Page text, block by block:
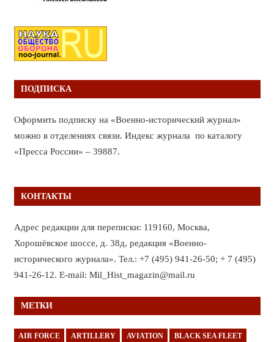
ПОДПИСКА
Оформить подписку на «Военно-исторический журнал»
можно в отделениях связи. Индекс журнала по каталогу
«Пресса России» – 39887.
КОНТАКТЫ
Адрес редакции для переписки: 119160, Москва,
Хорошёвское шоссе, д. 38д, редакция «Военно-
исторического журнала». Тел.: +7 (495) 941-26-50; + 7 (495)
941-26-12. E-mail: Mil_Hist_magazin@mail.ru
МЕТКИ
AIR FORCE ARTILLERY AVIATION BLACK SEA FLEET